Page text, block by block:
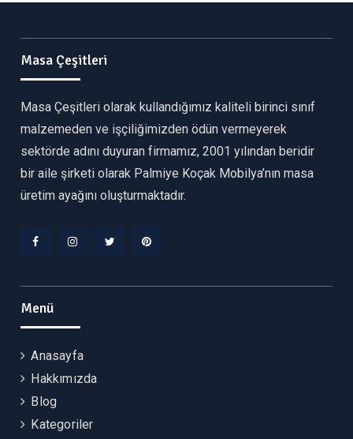
Masa Çeşitleri
Masa Çeşitleri olarak kullandığımız kaliteli birinci sınıf
malzemeden ve işçiliğimizden ödün vermeyerek
sektörde adını duyuran firmamız, 2001 yılından beridir
bir aile şirketi olarak Palmiye Koçak Mobilya’nın masa
üretim ayağını oluşturmaktadır.
Menü
Anasayfa
Hakkımızda
Blog
Kategoriler